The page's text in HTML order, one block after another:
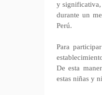
y significativa,
durante un
Perú.
Para
De esta
estas niñas y